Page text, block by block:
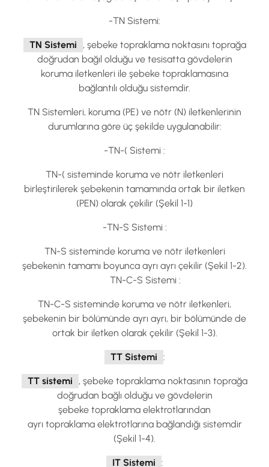
-TN Sistemi:
TN Sistemi
, şebeke topraklama noktasını toprağa
doğrudan bağıl olduğu ve tesisatta gövdelerin
koruma iletkenleri ile şebeke topraklamasına
bağlantılı olduğu sistemdir.
TN Sistemleri, koruma (PE) ve nötr (N) iletkenlerinin
durumlarına göre üç şekilde uygulanabilir:
-TN-( Sistemi :
TN-( sisteminde koruma ve nötr iletkenleri
birleştirilerek şebekenin tamamında ortak bir iletken
(PEN) olarak çekilir (Şekil 1-1)
-TN-S Sistemi :
TN-S sisteminde koruma ve nötr iletkenleri
şebekenin tamamı boyunca ayrı ayrı çekilir (Şekil 1-2).
TN-C-S Sistemi :
TN-C-S sisteminde koruma ve nötr iletkenleri,
şebekenin bir bölümünde ayrı ayrı, bir bölümünde de
ortak bir iletken olarak çekilir (Şekil 1-3).
TT Sistemi :
TT sistemi
, şebeke topraklama noktasının toprağa
doğrudan bağlı olduğu ve gövdelerin
şebeke topraklama elektrotlarından
ayrı topraklama elektrotlarına bağlandığı sistemdir
(Şekil 1-4).
IT Sistemi :